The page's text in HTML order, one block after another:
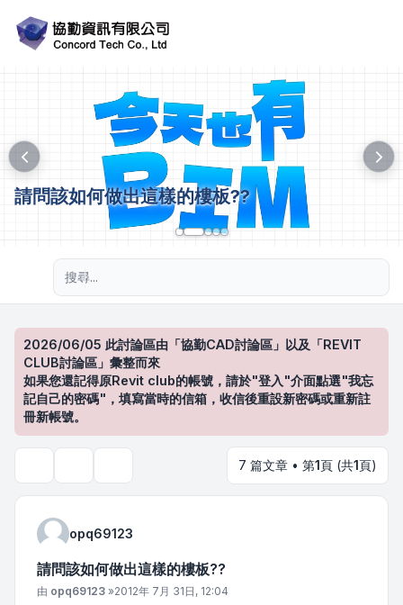
請問該如何做出這樣的樓板??
2026/06/05 此討論區由「協勤CAD討論區」以及「REVIT
CLUB討論區」彙整而來
如果您還記得原Revit club的帳號，請於"登入"介面點選"我忘
記自己的密碼"，填寫當時的信箱，收信後重設新密碼或重新註
冊新帳號。
7 篇文章 • 第1頁 (共1頁)
opq69123
請問該如何做出這樣的樓板??
文章
由 opq69123 »2012年 7月 31日, 12:04